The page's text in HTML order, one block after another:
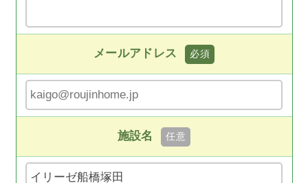
メールアドレス
施設名